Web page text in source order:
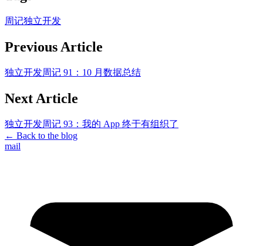
周记独立开发
Previous Article
独立开发周记 91：10 月数据总结
Next Article
独立开发周记 93：我的 App 终于有组织了
← Back to the blog
mail